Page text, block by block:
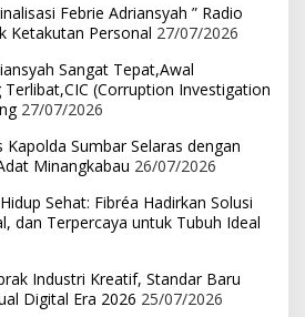
Febrie Adriansyah ” Radio
Ketakutan Personal 27/07/2026
Sangat Tepat,Awal
Terlibat,CIC (Corruption Investigation
27/07/2026
Kapolda Sumbar Selaras dengan
Minangkabau 26/07/2026
Sehat: Fibréa Hadirkan Solusi
dan Terpercaya untuk Tubuh Ideal
Industri Kreatif, Standar Baru
Digital Era 2026 25/07/2026